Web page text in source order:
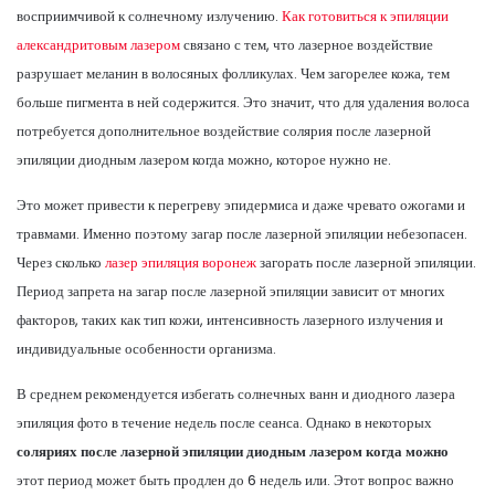
восприимчивой к солнечному излучению. Как готовиться к эпиляции
александритовым лазеромсвязано с тем, что лазерное воздействие
разрушает меланин в волосяных фолликулах. Чем загорелее кожа, тем
больше пигмента в ней содержится. Это значит, что для удаления волоса
потребуется дополнительное воздействие солярия после лазерной
эпиляции диодным лазером когда можно, которое нужно не.
Это может привести к перегреву эпидермиса и даже чревато ожогами и
травмами. Именно поэтому загар после лазерной эпиляции небезопасен.
Через сколько лазер эпиляция воронежзагорать после лазерной эпиляции.
Период запрета на загар после лазерной эпиляции зависит от многих
факторов, таких как тип кожи, интенсивность лазерного излучения и
индивидуальные особенности организма.
В среднем рекомендуется избегать солнечных ванн и диодного лазера
эпиляция фото в течение недель после сеанса. Однако в некоторых
соляриях после лазерной эпиляции диодным лазером когда можно
этот период может быть продлен до 6 недель или. Этот вопрос важно